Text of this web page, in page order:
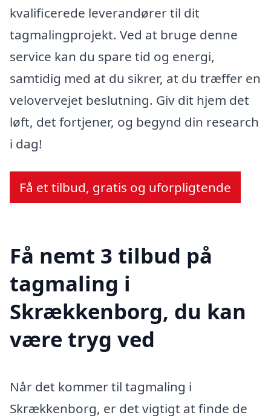
kvalificerede leverandører til dit
tagmalingprojekt. Ved at bruge denne
service kan du spare tid og energi,
samtidig med at du sikrer, at du træffer en
velovervejet beslutning. Giv dit hjem det
løft, det fortjener, og begynd din research
i dag!
Få et tilbud, gratis og uforpligtende
Få nemt 3 tilbud på
tagmaling i
Skrækkenborg, du kan
være tryg ved
Når det kommer til tagmaling i
Skrækkenborg, er det vigtigt at finde de